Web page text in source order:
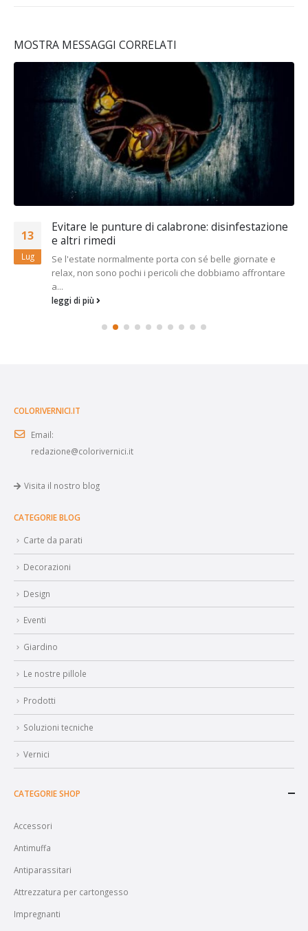
MOSTRA MESSAGGI CORRELATI
13
Lug
Evitare le punture di calabrone: disinfestazione
e altri rimedi
Se l'estate normalmente porta con sé belle giornate e
relax, non sono pochi i pericoli che dobbiamo affrontare
a...
leggi di più
COLORIVERNICI.IT
Email:
redazione@colorivernici.it
Visita il nostro blog
CATEGORIE BLOG
Carte da parati
Decorazioni
Design
Eventi
Giardino
Le nostre pillole
Prodotti
Soluzioni tecniche
Vernici
CATEGORIE SHOP
Accessori
Antimuffa
Antiparassitari
Attrezzatura per cartongesso
Impregnanti